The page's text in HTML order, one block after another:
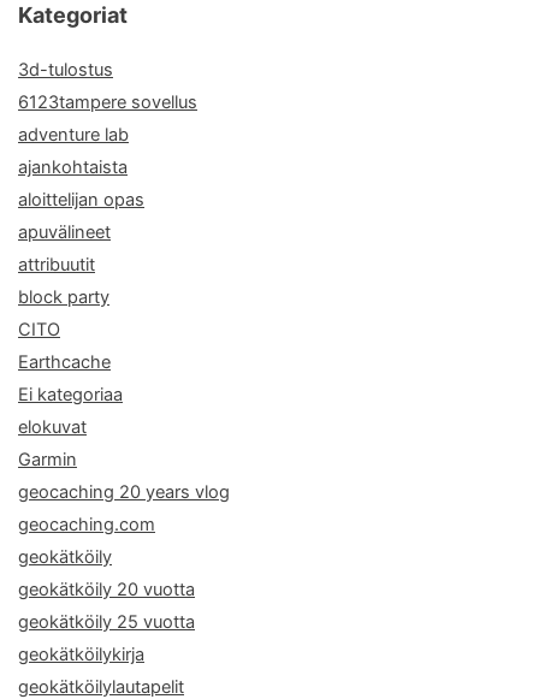
Kategoriat
3d-tulostus
6123tampere sovellus
adventure lab
ajankohtaista
aloittelijan opas
apuvälineet
attribuutit
block party
CITO
Earthcache
Ei kategoriaa
elokuvat
Garmin
geocaching 20 years vlog
geocaching.com
geokätköily
geokätköily 20 vuotta
geokätköily 25 vuotta
geokätköilykirja
geokätköilylautapelit